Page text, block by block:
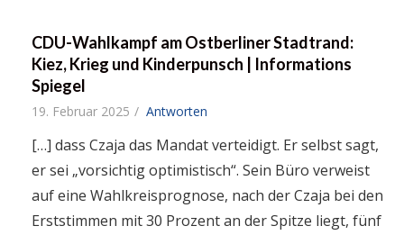
CDU-Wahlkampf am Ostberliner Stadtrand:
Kiez, Krieg und Kinderpunsch | Informations
Spiegel
19. Februar 2025 Antworten
[…] dass Czaja das Mandat verteidigt. Er selbst sagt,
er sei „vorsichtig optimistisch“. Sein Büro verweist
auf eine Wahlkreisprognose, nach der Czaja bei den
Erststimmen mit 30 Prozent an der Spitze liegt, fünf